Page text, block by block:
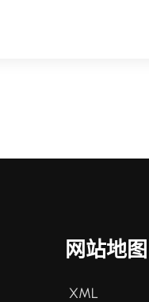
网站地图
XML